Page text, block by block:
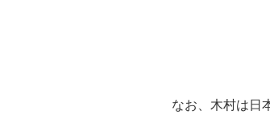
なお、木村は日